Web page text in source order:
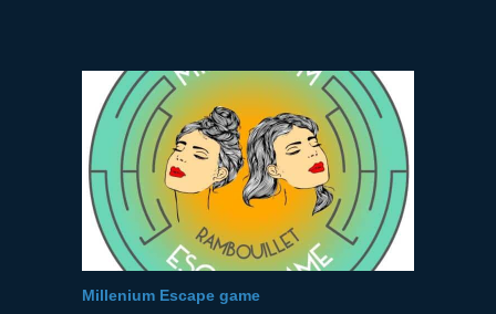
Millenium Escape game